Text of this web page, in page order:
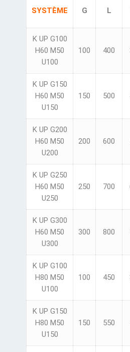
SYSTÈME G L
K UP G100
H60 M50
U100
100 400
K UP G150
H60 M50
U150
150 500
K UP G200
H60 M50
U200
200 600
K UP G250
H60 M50
U250
250 700
K UP G300
H60 M50
U300
300 800
K UP G100
H80 M50
U100
100 450
K UP G150
H80 M50
U150
150 550